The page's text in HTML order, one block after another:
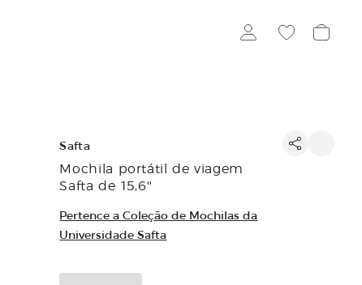
Safta
Mochila portátil de viagem
Safta de 15,6''
Pertence a Coleção de Mochilas da
Universidade Safta